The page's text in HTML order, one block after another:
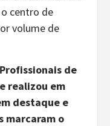
o centro de
volume de
de
realizou em
destaque e
marcaram o